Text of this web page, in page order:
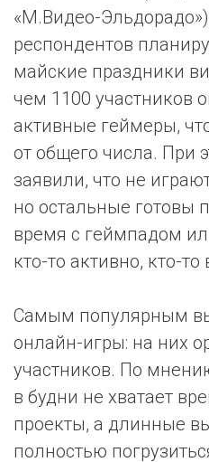
«М.Видео-
респондентов
майские праздники
чем 1100 участников
активные геймеры,
от общего числа. При
заявили, что не
но остальные готовы
время с геймпадом
кто-то активно, кто-
Самым популярным
онлайн-игры: на них
участников. По
в будни не хватает
проекты, а длинные
полностью